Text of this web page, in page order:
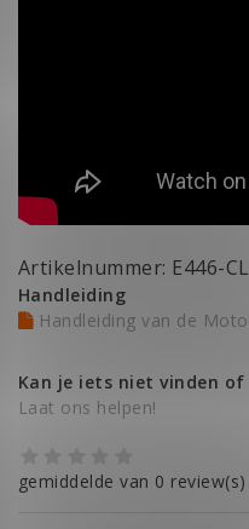
Artikelnummer: E446-
Handleiding
Handleiding van de
Kan je iets niet vinden of
Laat ons helpen!
gemiddelde van 0 review(s)